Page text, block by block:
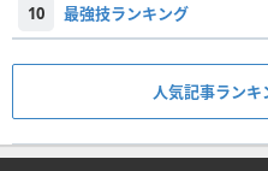
10 最強技ランキング
人気記事ランキ